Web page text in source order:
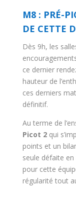
M8 : PRÉ-
DE CETTE
Dès 9h, les
ce dernier
hauteur de
ces derniers
définitif.
Au terme de
Picot 2qui
points et un
seule défaite
pour cette
régularité tout